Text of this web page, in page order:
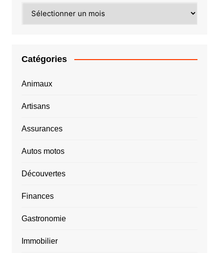
Catégories
Animaux
Artisans
Assurances
Autos motos
Découvertes
Finances
Gastronomie
Immobilier